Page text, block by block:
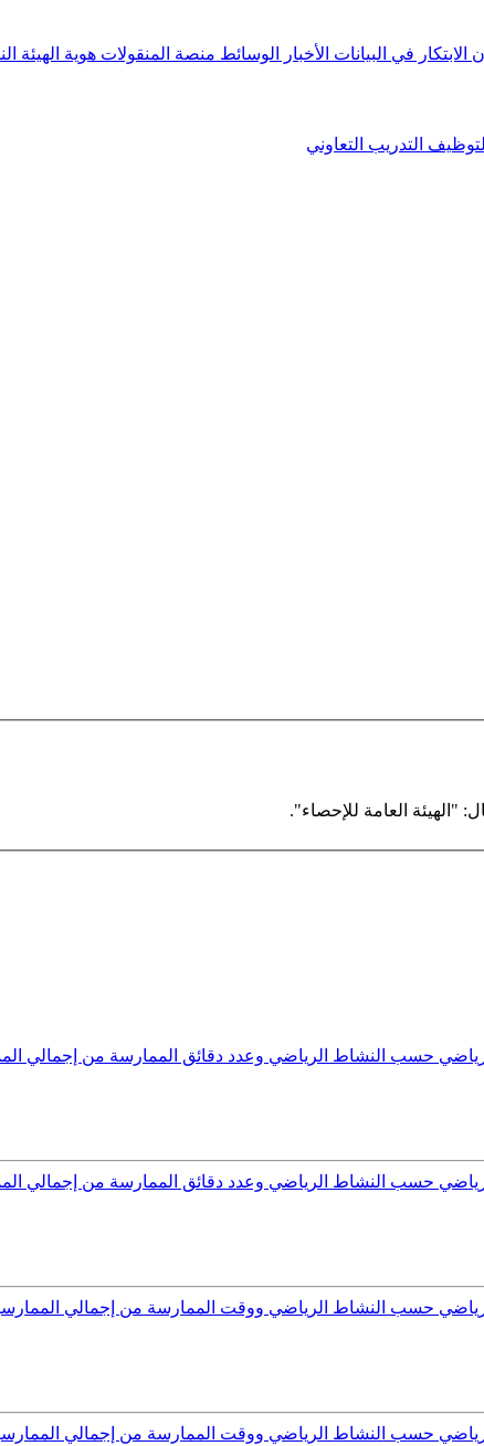
الابتكار في البيانات الأخبار الوسائط منصة المنقولات هوية الهيئة
التوظيف التدريب التعاوني
"الهيئة العامة للإحصاء".
الرياضي حسب النشاط الرياضي وعدد دقائق الممارسة من
الرياضي حسب النشاط الرياضي وعدد دقائق الممارسة من
الرياضي حسب النشاط الرياضي ووقت الممارسة من إجمالي
الرياضي حسب النشاط الرياضي ووقت الممارسة من إجمالي